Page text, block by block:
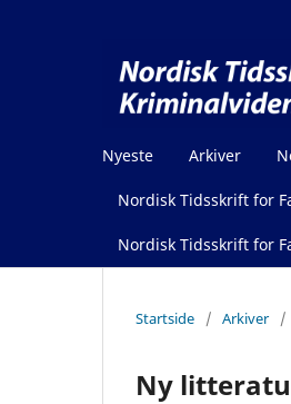
Nyeste Arkiver
Nordisk Tidsskrift for
Nordisk Tidsskrift for
Startside / Arkiver /
Ny